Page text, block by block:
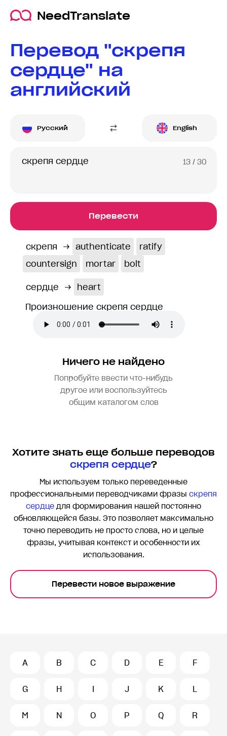
NeedTranslate
Перевод "скрепя
сердце" на
английский
Русский English
13 / 30
Перевести
скрепя → authenticate
ratify
countersign
mortar bolt
сердце →
heart
Произношение скрепя сердце
Ничего не найдено
Попробуйте ввести что-нибудь
другое или воспользуйтесь
общим каталогом слов
Хотите знать еще больше переводов
скрепя сердце?
Мы используем только переведенные
профессиональными переводчиками фразы скрепя
сердце для формирования нашей постоянно
обновляющейся базы. Это позволяет максимально
точно переводить не просто слова, но и целые
фразы, учитывая контекст и особенности их
использования.
Перевести новое выражение
A B C D E F
G H I J K L
M N O P Q R